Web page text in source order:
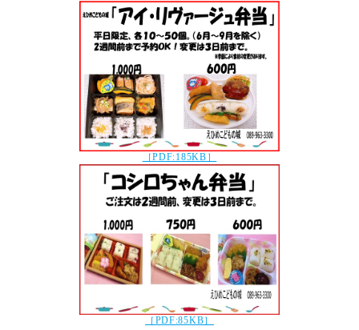
［PDF:185KB］
［PDF:85KB］